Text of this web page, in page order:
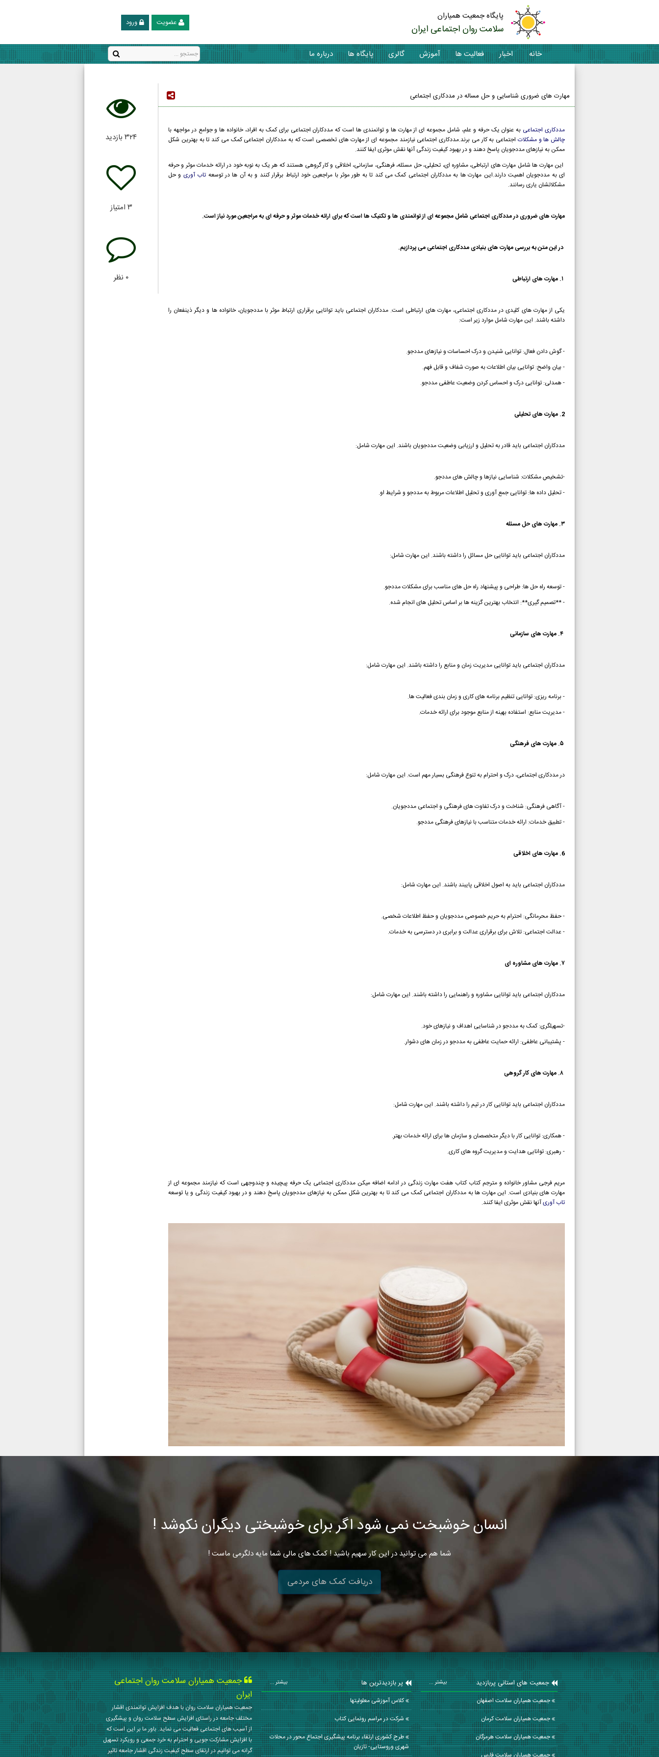
پایگاه جمعیت همیاران
سلامت روان اجتماعی ایران ورود عضویت
خانه اخبار فعالیت ها آموزش گالری پایگاه ها
درباره ما
مهارت های ضروری شناسایی و حل مساله در مددکاری اجتماعی
مددکاری اجتماعی به عنوان یک حرفه و علم، شامل مجموعه ای از مهارت ها و توانمندی ها است که مددکاران اجتماعی برای کمک به افراد، خانواده ها و جوامع در مواجهه با
چالش ها و مشکلات اجتماعی به کار می برند.مددکاری اجتماعی نیازمند مجموعه ای از مهارت های تخصصی است که به مددکاران اجتماعی کمک می کند تا به بهترین شکل
ممکن به نیازهای مددجویان پاسخ دهند و در بهبود کیفیت زندگی آنها نقش موثری ایفا کنند.
این مهارت ها شامل مهارت های ارتباطی، مشاوره ای، تحلیلی، حل مسئله، فرهنگی، سازمانی، اخلاقی و کار گروهی هستند که هر یک به نوبه خود در ارائه خدمات موثر و حرفه
ای به مددجویان اهمیت دارند.این مهارت ها به مددکاران اجتماعی کمک می کند تا به طور موثر با مراجعین خود ارتباط برقرار کنند و به آن ها در توسعه تاب آوری و حل
مشکلاتشان یاری رسانند.
مهارت های ضروری در مددکاری اجتماعی شامل مجموعه ای از توانمندی ها و تکنیک ها است که برای ارائه خدمات موثر و حرفه ای به مراجعین مورد نیاز است.
در این متن به بررسی مهارت های بنیادی مددکاری اجتماعی می پردازیم.
یکی از مهارت های کلیدی در مددکاری اجتماعی، مهارت های ارتباطی است. مددکاران اجتماعی باید توانایی برقراری ارتباط موثر با مددجویان، خانواده ها و دیگر ذینفعان را
داشته باشند. این مهارت شامل موارد زیر است:
- گوش دادن فعال: توانایی شنیدن و درک احساسات و نیازهای مددجو.
- بیان واضح: توانایی بیان اطلاعات به صورت شفاف و قابل فهم.
- همدلی: توانایی درک و احساس کردن وضعیت عاطفی مددجو.
2. مهارت های تحلیلی
مددکاران اجتماعی باید قادر به تحلیل و ارزیابی وضعیت مددجویان باشند. این مهارت شامل:
-تشخیص مشکلات: شناسایی نیازها و چالش های مددجو.
- تحلیل داده ها: توانایی جمع آوری و تحلیل اطلاعات مربوط به مددجو و شرایط او.
۳. مهارت های حل مسئله
مددکاران اجتماعی باید توانایی حل مسائل را داشته باشند. این مهارت شامل:
- توسعه راه حل ها: طراحی و پیشنهاد راه حل های مناسب برای مشکلات مددجو.
- **تصمیم گیری**: انتخاب بهترین گزینه ها بر اساس تحلیل های انجام شده.
مددکاران اجتماعی باید توانایی مدیریت زمان و منابع را داشته باشند. این مهارت شامل:
- برنامه ریزی: توانایی تنظیم برنامه های کاری و زمان بندی فعالیت ها.
- مدیریت منابع: استفاده بهینه از منابع موجود برای ارائه خدمات.
در مددکاری اجتماعی، درک و احترام به تنوع فرهنگی بسیار مهم است. این مهارت شامل:
- آگاهی فرهنگی: شناخت و درک تفاوت های فرهنگی و اجتماعی مددجویان.
- تطبیق خدمات: ارائه خدمات متناسب با نیازهای فرهنگی مددجو.
6. مهارت های اخلاقی
مددکاران اجتماعی باید به اصول اخلاقی پایبند باشند. این مهارت شامل:
- حفظ محرمانگی: احترام به حریم خصوصی مددجویان و حفظ اطلاعات شخصی.
- عدالت اجتماعی: تلاش برای برقراری عدالت و برابری در دسترسی به خدمات.
۷. مهارت های مشاوره ای
مددکاران اجتماعی باید توانایی مشاوره و راهنمایی را داشته باشند. این مهارت شامل:
-تسهیلگری: کمک به مددجو در شناسایی اهداف و نیازهای خود.
- پشتیبانی عاطفی: ارائه حمایت عاطفی به مددجو در زمان های دشوار.
۸. مهارت های کار گروهی
مددکاران اجتماعی باید توانایی کار در تیم را داشته باشند. این مهارت شامل:
- همکاری: توانایی کار با دیگر متخصصان و سازمان ها برای ارائه خدمات بهتر.
- رهبری: توانایی هدایت و مدیریت گروه های کاری.
مریم فرجی مشاور خانواده و مترجم کتاب کتاب هفت مهارت زندگی در ادامه اضافه میکن مددکاری اجتماعی یک حرفه پیچیده و چندوجهی است که نیازمند مجموعه ای از
مهارت های بنیادی است. این مهارت ها به مددکاران اجتماعی کمک می کند تا به بهترین شکل ممکن به نیازهای مددجویان پاسخ دهند و در بهبود کیفیت زندگی و یا توسعه
تاب آوریآنها نقش موثری ایفا کنند.
۳۲۴ بازدید
۳ امتیاز
۰ نظر
انسان خوشبخت نمی شود اگر برای خوشبختی دیگران نکوشد !
شما هم می توانید در این کار سهیم باشید ! کمک های مالی شما مایه دلگرمی ماست !
دریافت کمک های مردمی
جمعیت های استانی پربازدید بیشتر ...
جمعیت همیاران سلامت اصفهان
جمعیت همیاران سلامت كرمان
جمعیت همیاران سلامت هرمزگان
پر بازدیدترین ها بیشتر ...
کلاس آموزشی معلولیتها
شرکت در مراسم رونمایی کتاب
طرح کشوری ارتقاء برنامه پیشگیری اجتماع محور در محلات
شهری وروستایی- تازیان
جمعیت همیاران سلامت روان اجتماعی
ایران
جمعیت همیاران سلامت روان با هدف افزایش توانمندی اقشار
مختلف جامعه در راستای افزایش سطح سلامت روان و پیشگیری
از آسیب های اجتماعی فعالیت می نماید. باور ما بر این است که
با افزایش مشارکت جویی و احترام به خرد جمعی و رویکرد تسهیل
گرانه می توانیم در ارتقای سطح کیفیت زندگی اقشار جامعه تاثیر